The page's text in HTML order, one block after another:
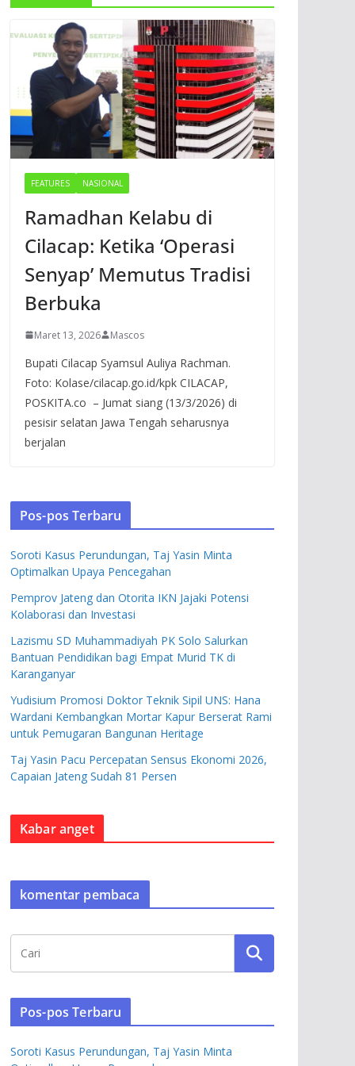
FEATURES NASIONAL
Ramadhan Kelabu di
Cilacap: Ketika ‘Operasi
Senyap’ Memutus Tradisi
Berbuka
Maret 13, 2026 Mascos
Bupati Cilacap Syamsul Auliya Rachman.
Foto: Kolase/cilacap.go.id/kpk CILACAP,
POSKITA.co – Jumat siang (13/3/2026) di
pesisir selatan Jawa Tengah seharusnya
berjalan
Pos-pos Terbaru
Soroti Kasus Perundungan, Taj Yasin Minta
Optimalkan Upaya Pencegahan
Pemprov Jateng dan Otorita IKN Jajaki Potensi
Kolaborasi dan Investasi
Lazismu SD Muhammadiyah PK Solo Salurkan
Bantuan Pendidikan bagi Empat Murid TK di
Karanganyar
Yudisium Promosi Doktor Teknik Sipil UNS: Hana
Wardani Kembangkan Mortar Kapur Berserat Rami
untuk Pemugaran Bangunan Heritage
Taj Yasin Pacu Percepatan Sensus Ekonomi 2026,
Capaian Jateng Sudah 81 Persen
Kabar anget
komentar pembaca
Pos-pos Terbaru
Soroti Kasus Perundungan, Taj Yasin Minta